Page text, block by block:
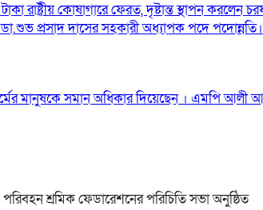
রাষ্ট্রীয় কোষাগারে ফেরত, দৃষ্টান্ত স্থাপন
প্রসাদ দাসের সহকারী অধ্যাপক পদে পদোন্নতি।
মানু‌ষকে সমান অ‌ধিকার দি‌য়ে‌ছেন । এম‌পি
শ্রমিক ফেডারেশনের পরিচিতি সভা অনুষ্ঠিত